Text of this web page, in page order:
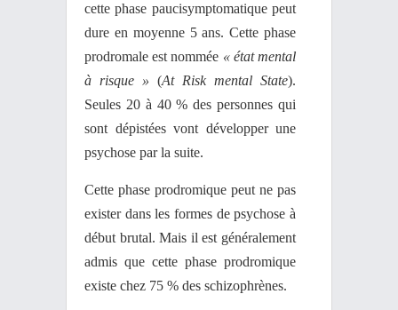
cette phase paucisymptomatique peut
dure en moyenne 5 ans. Cette phase
prodromale est nommée « état mental
à risque » (At Risk mental State).
Seules 20 à 40 % des personnes qui
sont dépistées vont développer une
psychose par la suite.
Cette phase prodromique peut ne pas
exister dans les formes de psychose à
début brutal. Mais il est généralement
admis que cette phase prodromique
existe chez 75 % des schizophrènes.